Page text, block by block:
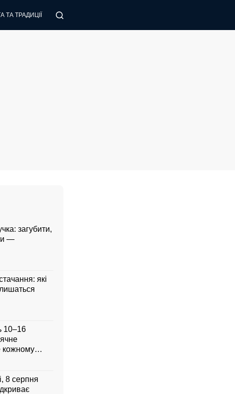
ТА ТРАДИЦІЇ ПОРАДИ
загубити,
—
які
10–16
кожному
8 серпня